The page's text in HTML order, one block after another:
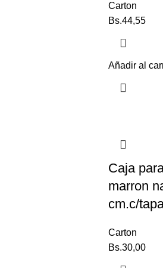
Carton
Bs.44,55
Añadir al
Caja
marron
cm.c/
Carton
Bs.30,00